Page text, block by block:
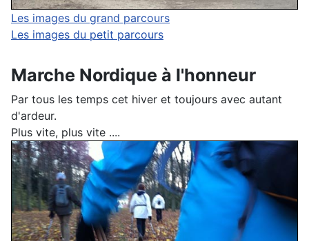
Les images du grand parcours
Les images du petit parcours
Marche Nordique à l'honneur
Par tous les temps cet hiver et toujours avec autant
d'ardeur.
Plus vite, plus vite ....